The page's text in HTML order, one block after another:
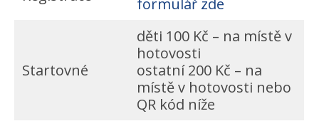
formulář zde
Startovné
děti 100 Kč – na místě v
hotovosti
ostatní 200 Kč – na
místě v hotovosti nebo
QR kód níže